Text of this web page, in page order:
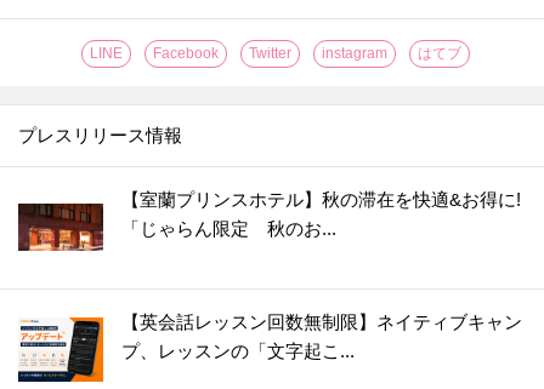
LINE Facebook Twitter instagram はてブ
プレスリリース情報
【室蘭プリンスホテル】秋の滞在を快適&お得に!
「じゃらん限定 秋のお...
【英会話レッスン回数無制限】ネイティブキャン
プ、レッスンの「文字起こ...